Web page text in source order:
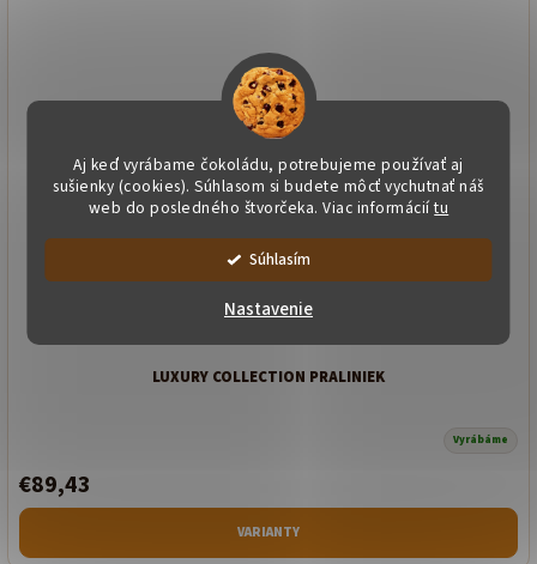
Aj keď vyrábame čokoládu, potrebujeme používať aj
sušienky (cookies). Súhlasom si budete môcť vychutnať náš
web do posledného štvorčeka. Viac informáciítu
Súhlasím
Nastavenie
LUXURY COLLECTION PRALINIEK
Vyrábáme
€89,43
VARIANTY